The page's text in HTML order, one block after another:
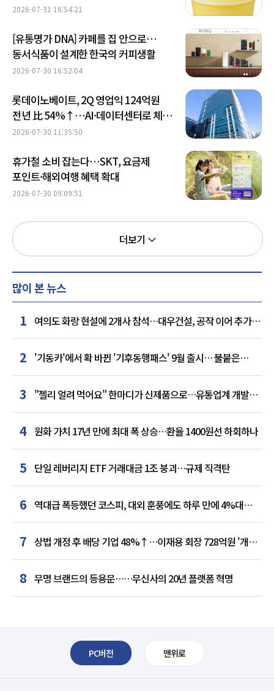
2026-07-31 16:54:21
[유통명가 DNA] 카페를 집 안으로…
동서식품이 설계한 한국의 커피생활
2026-07-30 16:52:04
롯데이노베이트, 2Q 영업익 124억원
전년 比 54%↑…AI·데이터센터로 체질
개선 속도
2026-07-30 11:35:50
휴가철 소비 잡는다…SKT, 요금제
포인트·해외여행 혜택 확대
2026-07-30 09:09:51
더보기
많이 본 뉴스
1 여의도 화랑 현설에 2개사 참석…대우건설, 공작 이어 추가
거점 확보하나
2 '기동카'에서 확 바뀐 '기후동행패스' 9월 출시… 불붙은
카드사 경쟁
3
"젤리 얼려 먹어요" 한마디가 신제품으로…유통업계 개발실
된 SNS
4 원화 가치 17년 만에 최대 폭 상승…환율 1400원선 하회하나
5 단일 레버리지 ETF 거래대금 1조 붕괴…규제 직격탄
6 역대급 폭등했던 코스피, 대외 훈풍에도 하루 만에 4%대
급락
7 상법 개정 후 배당 기업 48%↑…이재용 회장 728억원 '개인
최다'
8 무명 브랜드의 등용문……무신사의 20년 플랫폼 혁명
PC버전 맨위로